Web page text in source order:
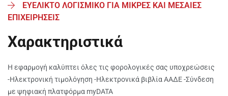
ΕΥΕΛΙΚΤΟ ΛΟΓΙΣΜΙΚΟ ΓΙΑ ΜΙΚΡΕΣ ΚΑΙ ΜΕΣΑΙΕΣ
ΕΠΙΧΕΙΡΗΣΕΙΣ
Χαρακτηριστικά
Η εφαρμογή καλύπτει όλες τις φορολογικές σας υποχρεώσεις
-Ηλεκτρονική τιμολόγηση -Ηλεκτρονικά βιβλία ΑΑΔΕ -Σύνδεση
με ψηφιακή πλατφόρμα myDATA